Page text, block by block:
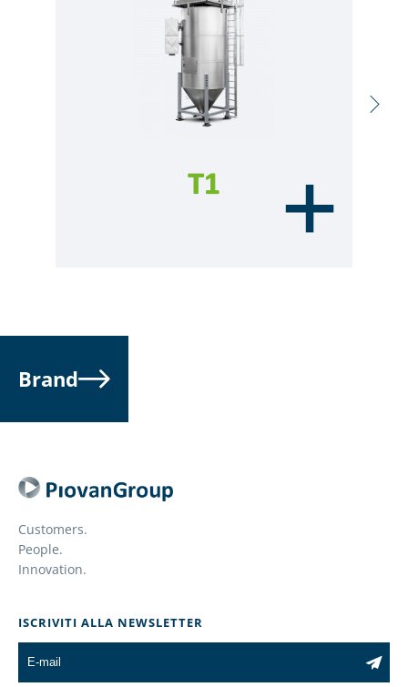
Brand
Customers.
People.
Innovation.
ISCRIVITI ALLA NEWSLETTER